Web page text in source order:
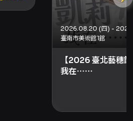
票之權利。 - 演出期間禁止在
不得站於座位上或阻礙通道。
- 每張門票須加收 HK$12
（不可退還）。 - 每位 KKTIX
購票上限為 2 張；訂單一旦成
款。 - 如中英文版本內容有不
為準（頁面說明）。 - 有關最
臺南市美術館1館
【2026 臺北藝穗
我在⋯⋯